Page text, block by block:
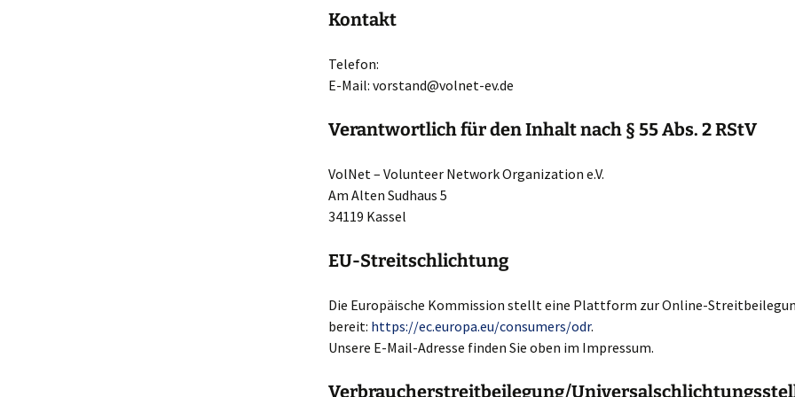
Kontakt
Telefon:
E-Mail: vorstand@volnet-ev.de
Verantwortlich für den Inhalt nach § 55 Abs. 2 RStV
VolNet – Volunteer Network Organization e.V.
Am Alten Sudhaus 5
34119 Kassel
EU-Streitschlichtung
Die Europäische Kommission stellt eine Plattform zur Online-
bereit: https://ec.europa.eu/consumers/odr.
Unsere E-Mail-Adresse finden Sie oben im Impressum.
Verbraucher­streit­beilegung/